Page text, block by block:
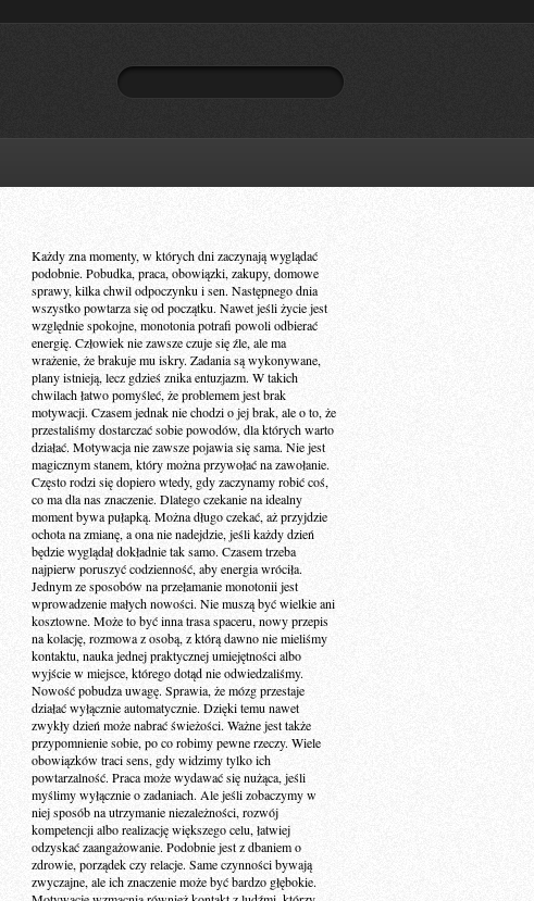
Każdy zna momenty, w których dni zaczynają wyglądać
podobnie. Pobudka, praca, obowiązki, zakupy, domowe
sprawy, kilka chwil odpoczynku i sen. Następnego dnia
wszystko powtarza się od początku. Nawet jeśli życie jest
względnie spokojne, monotonia potrafi powoli odbierać
energię. Człowiek nie zawsze czuje się źle, ale ma
wrażenie, że brakuje mu iskry. Zadania są wykonywane,
plany istnieją, lecz gdzieś znika entuzjazm. W takich
chwilach łatwo pomyśleć, że problemem jest brak
motywacji. Czasem jednak nie chodzi o jej brak, ale o to, że
przestaliśmy dostarczać sobie powodów, dla których warto
działać. Motywacja nie zawsze pojawia się sama. Nie jest
magicznym stanem, który można przywołać na zawołanie.
Często rodzi się dopiero wtedy, gdy zaczynamy robić coś,
co ma dla nas znaczenie. Dlatego czekanie na idealny
moment bywa pułapką. Można długo czekać, aż przyjdzie
ochota na zmianę, a ona nie nadejdzie, jeśli każdy dzień
będzie wyglądał dokładnie tak samo. Czasem trzeba
najpierw poruszyć codzienność, aby energia wróciła.
Jednym ze sposobów na przełamanie monotonii jest
wprowadzenie małych nowości. Nie muszą być wielkie ani
kosztowne. Może to być inna trasa spaceru, nowy przepis
na kolację, rozmowa z osobą, z którą dawno nie mieliśmy
kontaktu, nauka jednej praktycznej umiejętności albo
wyjście w miejsce, którego dotąd nie odwiedzaliśmy.
Nowość pobudza uwagę. Sprawia, że mózg przestaje
działać wyłącznie automatycznie. Dzięki temu nawet
zwykły dzień może nabrać świeżości. Ważne jest także
przypomnienie sobie, po co robimy pewne rzeczy. Wiele
obowiązków traci sens, gdy widzimy tylko ich
powtarzalność. Praca może wydawać się nużąca, jeśli
myślimy wyłącznie o zadaniach. Ale jeśli zobaczymy w
niej sposób na utrzymanie niezależności, rozwój
kompetencji albo realizację większego celu, łatwiej
odzyskać zaangażowanie. Podobnie jest z dbaniem o
zdrowie, porządek czy relacje. Same czynności bywają
zwyczajne, ale ich znaczenie może być bardzo głębokie.